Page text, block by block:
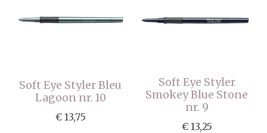
Soft Eye Styler Bleu
Lagoon nr. 10
€ 13,75
Soft Eye Styler
Smokey Blue Stone
nr. 9
€ 13,25